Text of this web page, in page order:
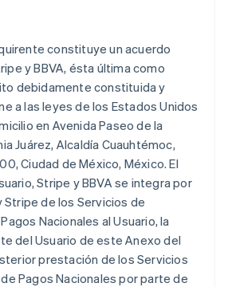
constituye un acuerdo
y BBVA, ésta última como
debidamente constituida y
a las leyes de los Estados Unidos
en Avenida Paseo de la
Juárez, Alcaldía Cuauhtémoc,
Ciudad de México, México. El
Stripe y BBVA se integra por
Stripe de los Servicios de
Nacionales al Usuario, la
del Usuario de este Anexo del
prestación de los Servicios
Pagos Nacionales por parte de